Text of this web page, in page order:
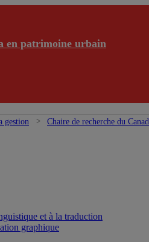
en patrimoine urbain
gestion Chaire de recherche du
et à la traduction
graphique